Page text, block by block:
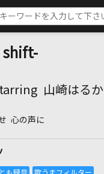
shift-
山崎はるか
心の声に